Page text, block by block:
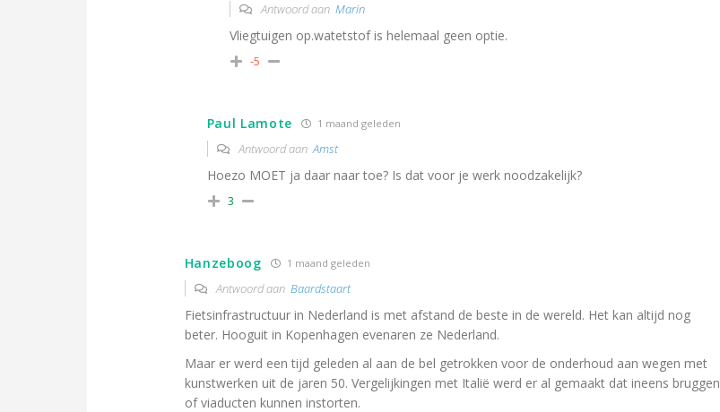
Antwoord aan Marin
Vliegtuigen op.watetstof is helemaal geen optie.
-5
Paul Lamote 1 maand geleden
Antwoord aanAmst
Hoezo MOET ja daar naar toe? Is dat voor je werk noodzakelijk?
3
Hanzeboog 1 maand geleden
Antwoord aan Baardstaart
Fietsinfrastructuur in Nederland is met afstand de beste in de wereld. Het kan altijd nog
beter. Hooguit in Kopenhagen evenaren ze Nederland.
Maar er werd een tijd geleden al aan de bel getrokken voor de onderhoud aan wegen met
kunstwerken uit de jaren 50. Vergelijkingen met Italië werd er al gemaakt dat ineens bruggen
of viaducten kunnen instorten.